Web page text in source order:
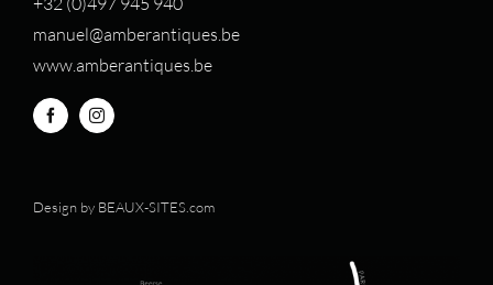
manuel@amberantiques.be
www.amberantiques.be
Design by BEAUX-SITES.com